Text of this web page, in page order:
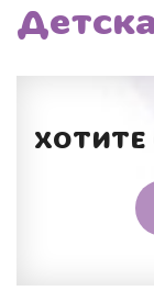
ХОТИТЕ